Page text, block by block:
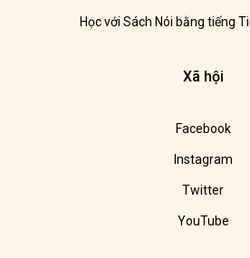
Học với Sách Nói bằng tiếng
Xã hội
Facebook
Instagram
Twitter
YouTube